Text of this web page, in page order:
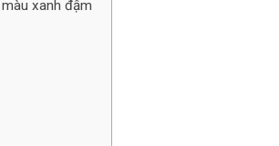
xanh đậm